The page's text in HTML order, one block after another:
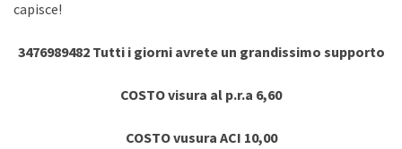
capisce!
3476989482 Tutti i giorni avrete un grandissimo supporto
COSTO visura al p.r.a 6,60
COSTO vusura ACI 10,00